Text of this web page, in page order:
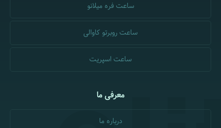
ساعت فره میلانو
ساعت روبرتو کاوالی
ساعت اسپریت
معرفی ما
درباره ما